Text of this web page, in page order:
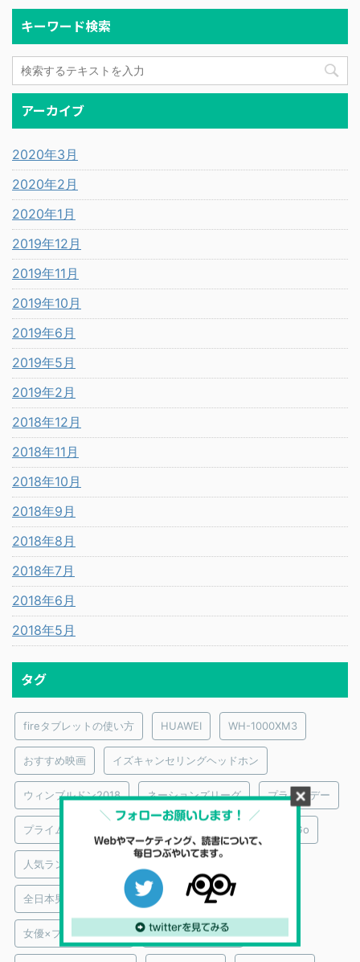
キーワード検索
アーカイブ
2020年3月
2020年2月
2020年1月
2019年12月
2019年11月
2019年10月
2019年6月
2019年5月
2019年2月
2018年12月
2018年11月
2018年10月
2018年9月
2018年8月
2018年7月
2018年6月
2018年5月
タグ
fireタブレットの使い方 HUAWEI WH-1000XM3
おすすめ映画 イズキャンセリングヘッドホン
ウィンブルドン2018 ネーションズリーグ プライムデー
プライムビデオ｜おすすめ映画監督 メンタリストDaiGo
人気ランキング
全日本男子バレーボール 大泉洋
女優×プライムビデオ 実際に買ってみた